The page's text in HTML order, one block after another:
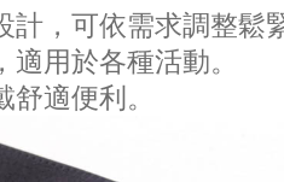
計，可依需求調整鬆
用於各種活動。
適便利。